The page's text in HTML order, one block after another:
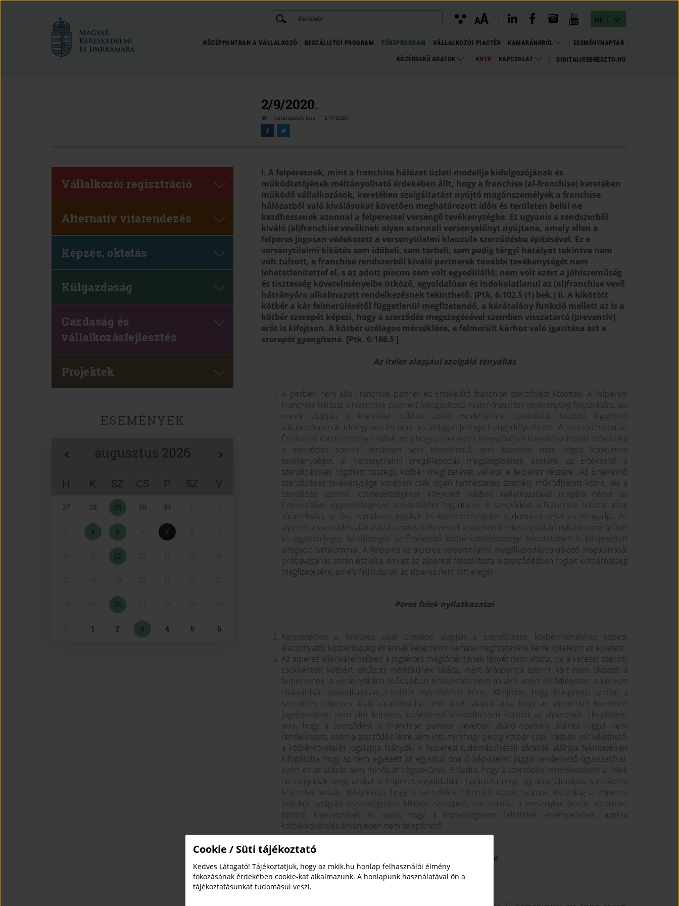
Magyar
Kereskedelmi
és
Iparkamara
KERESÉS Kontraszt
nézet
Betűméret
AA linkedin megnyitása
(open in new window)facebook megnyitása
(open in new window)instagram megnyitása
(open in new window)youtube megnyitása
(open in new window)
HU
KÖZÉPPONTBAN A VÁLLALKOZÓ BESZÁLLÍTÓI PROGRAM TŐKEPROGRAM VÁLLALKOZÓI PIACTÉR KAMARÁNKRÓL ESEMÉNYNAPTÁR
KÖZÉRDEKŰ ADATOK
KNYR
KAPCSOLAT
DIGITALISEBRESZTO.HU
2/9/2020.
határozatok tára 2/9/2020.
Vállalkozói regisztráció
Alternatív vitarendezés
Képzés, oktatás
Külgazdaság
Gazdaság és
vállalkozásfejlesztés
Projektek
ESEMÉNYEK
választó
augusztus 2026
H K SZ CS P SZ V
27 28 29 30 31
4 5 7
12
26
1 2 3 4 5 6
I. A felperesnek, mint a franchise hálózat üzleti modellje kidolgozójának és
működtetőjének méltányolható érdekében állt, hogy a franchise (al-franchise) keretében
működő vállalkozások, keretében szolgáltatást nyújtó magánszemélyek a franchise
hálózatból való kiválásukat követően meghatározott időn és területen belül ne
kezdhessenek azonnal a felperessel versengő tevékenységbe. Ez ugyanis a rendszerből
kiváló (al)franchise vevőknek olyan azonnali versenyelőnyt nyújtana, amely ellen a
felperes jogosan védekezett a versenytilalmi klauzula szerződésbe építésével. Ez a
versenytilalmi kikötés sem időbeli, sem térbeli, sem pedig tárgyi hatályát tekintve nem
volt túlzott, a franchise rendszerből kiváló partnerek további tevékenységét nem
lehetetlenítettef el, s az adott piacon sem volt egyedülálló; nem volt ezért a jóhiszeműség
és tisztesség követelményeibe ütköző, egyoldalúan és indokolatlanul az (al)franchise vevő
hátrányára alkalmazott rendelkezésnek tekinthető. [Ptk. 6:102.§ (1) bek.] II. A kikötött
kötbér a kár felmerülésétől függetlenül megfizetendő, a kárátalány funkció mellett az is a
kötbér szerepét képezi, hogy a szerződés megszegésével szemben visszatartó (preventív)
erőt is kifejtsen. A kötbér utólagos mérséklése, a felmerült kárhoz való igazítása ezt a
szerepét gyengítené. [Ptk. 6:186.§ ]
Az ítélet alapjául szolgáló tényállás
A perben nem álló Franchise partner és Értékesítő franchise szerződést kötöttek. A felperesi
Franchise hálózat a Franchise partnert feljogosította mater-franchise tevékenység folytatására, aki
ennek alapján a Franchise hálózat üzleti modelljének használatát további független
vállalkozásoknak időlegesen és nem kizárólagos jelleggel engedélyezhette. A szerződésben az
Értékesítő kötelezettséget vállalt arra, hogy a szerződés megszűnését követő határozott időn belül
a szerződés szerinti területen sem közvetlenül, sem közvetve nem végez konkurens
tevékenységet. E versenytilalmi megállapodás megszegésének esetére az Értékesítő a
szerződésben rögzített összegű kötbér megfizetését vállalta a felperes részére. Az Értékesítő
szerződéses tevékenysége körében csak olyan természetes személy működhetett közre, aki a
szerződés szerinti kötelezettségeket kifejezett írásbeli nyilatkozatával magára nézve az
Értékesítővel egyetemlegesen kötelezőként fogadta el. A szerződést a Franchise hálózat azzal
záradékolta, az őrá vonatkozó jogokat és kötelezettségeket tudomásul veszi és elfogadja. Az
alperes a szerződés aláírásával azonos keltezéssel közvetlen felelősségvállaló nyilatkozatot állított
ki, egyetemleges felelősségét az Értékesítő kötbérkötelezettsége tekintetében is kifejezetten
elfogadó tartalommal. A felperes az alperes versenytilalmi megállapodásba ütköző magatartását
próbavásárlás során észlelte, emiatt az alperest felszólította a szerződésben foglalt kötbérösszeg
megfizetésére, amely felhívásnak az alperes nem tett eleget-
Peres felek nyilatkozatai
Keresetében a felperes saját döntése alapján a szerződéses kötbérmértékhez képest
alacsonyabb kötbérösszeg és annak késedelmi kamata megfizetésére kérte kötelezni az alperest.
Az alperes ellenkérelmében a jogsértés megtörténtének tényét nem vitatta, de a kereset szerinti
csökkentett kötbért eltúlzott mértékűnek találta, mert álláspontja szerint kárt nem okozott a
felperesnek, a versenytilalmi időszakban értékesítés nem történt, ezért elsődlegesen a kereset
elutasítását, másodlagosan a kötbér mérséklését kérte. Kifejtette, hogy álláspontja szerint a
szerződés felperes általi záradékolása nem adott alapot arra, hogy az alperessel közvetlen
jogviszonyban nem álló felperes közvetlenül követelhessen kötbért az alperestől. Hivatkozott
arra, hogy a szerződést a Franchise partner nevében aláíró személy aláírási joggal nem
rendelkezett, ezért a szerződés létre sem jött, minthogy pedig kötbér csak írásban volt kiköthető,
a kötbérkövetelés jogalapja hiányzik. A felperesi tudomásulvételi záradék aláírója tekintetében
kifogásolta, hogy az nem egyezett az egyedüli önálló képviseleti joggal rendelkező ügyvezetővel,
ezért ez az aláírás sem minősült cégszerűnek. Előadta, hogy a szerződés rendelkezéseit a felek
ne tárgyalták meg, azokat a felperes egyoldalúan határozta meg, így azok általános szerződési
feltételek voltak. Kifogásolta, hogy a szerződés feltételei között számos, kizárólag a felperes
érdekét szolgáló tisztességtelen kikötés szerepelt, ide sorolta a versenykorlátozás alperesre
történt kiterjesztését is, azzal, hogy a tisztességtelen feltételek érvénytelenek, azokra
kötbérkövetelés érvényesen nem telepíthető.
A Választottbíróság ítélete
Cookie / Süti tájékoztató
Kedves Látogató! Tájékoztatjuk, hogy az mkik.hu honlap felhasználói élmény
fokozásának érdekében cookie-kat alkalmazunk. A honlapunk használatával ön a
tájékoztatásunkat tudomásul veszi.